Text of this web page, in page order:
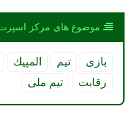
موضوع های مركز
بازی تیم المپیك
رقابت
تیم ملی